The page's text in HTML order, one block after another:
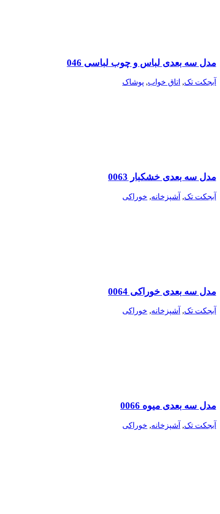
مدل سه بعدی لباس و چوب لباسی 046
آبجکت تک, اتاق خواب, پوشاک
مدل سه بعدی خشکبار 0063
آبجکت تک, آشپزخانه, خوراکی
مدل سه بعدی خوراکی 0064
آبجکت تک, آشپزخانه, خوراکی
مدل سه بعدی میوه 0066
آبجکت تک, آشپزخانه, خوراکی